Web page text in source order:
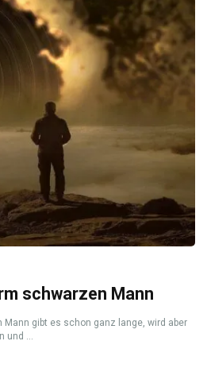
schwarzen Mann
gibt es schon ganz lange, wird aber
und ...